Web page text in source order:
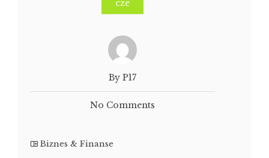
cze
By P17
No Comments
Biznes & Finanse